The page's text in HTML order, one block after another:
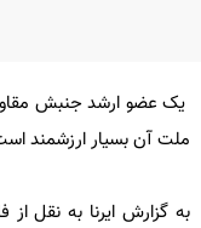
یک عضو ارشد جنبش
ملت آن بسیار ارزشمند
به گزارش ایرنا به نقل